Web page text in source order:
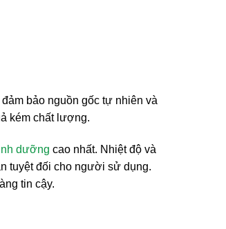
bảo nguồn gốc tự nhiên và
kém chất lượng.
dưỡng cao nhất. Nhiệt độ và
tuyệt đối cho người sử dụng.
tin cậy.